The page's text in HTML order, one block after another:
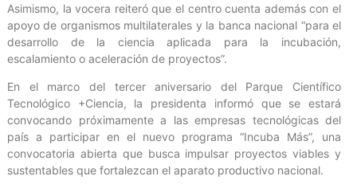
Asimismo, la vocera reiteró que el centro cuenta además con el
apoyo de organismos multilaterales y la banca nacional “para el
desarrollo de la ciencia aplicada para la incubación,
escalamiento o aceleración de proyectos”.
En el marco del tercer aniversario del Parque Científico
Tecnológico +Ciencia, la presidenta informó que se estará
convocando próximamente a las empresas tecnológicas del
país a participar en el nuevo programa “Incuba Más”, una
convocatoria abierta que busca impulsar proyectos viables y
sustentables que fortalezcan el aparato productivo nacional.